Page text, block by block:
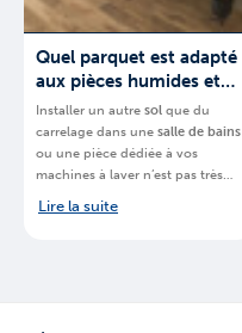
Quel parquet est adapté
aux pièces humides et
quelles précautions
prendre ?
Installer un autre sol que du
carrelage dans une salle de bains
ou une pièce dédiée à vos
machines à laver n’est pas très
possible.BigMat
Lire la suite